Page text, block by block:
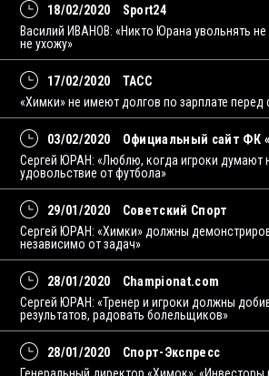
18/02/2020
Sport24
Василий ИВАНОВ: «Никто Юрана увольнять не
не ухожу»
17/02/2020
ТАСС
«Химки» не имеют долгов по зарплате перед
03/02/2020
Официальный сайт ФК
Сергей ЮРАН: «Люблю, когда игроки думают
удовольствие от футбола»
29/01/2020
Советский Спорт
Сергей ЮРАН: «Химки» должны
независимо от задач»
28/01/2020
Championat.com
Сергей ЮРАН: «Тренер и игроки должны
результатов, радовать болельщиков»
28/01/2020
Спорт-Экспресс